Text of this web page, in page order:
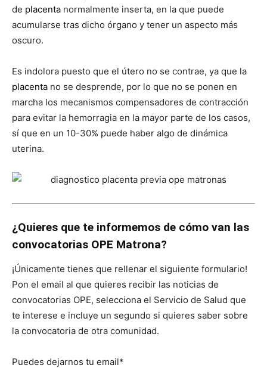
de placenta normalmente inserta, en la que puede
acumularse tras dicho órgano y tener un aspecto más
oscuro.
Es indolora puesto que el útero no se contrae, ya que la
placenta no se desprende, por lo que no se ponen en
marcha los mecanismos compensadores de contracción
para evitar la hemorragia en la mayor parte de los casos,
sí que en un 10-30% puede haber algo de dinámica
uterina.
¿Quieres que te informemos de cómo van las
convocatorias OPE Matrona?
¡Únicamente tienes que rellenar el siguiente formulario!
Pon el email al que quieres recibir las noticias de
convocatorias OPE, selecciona el Servicio de Salud que
te interese e incluye un segundo si quieres saber sobre
la convocatoria de otra comunidad.
Puedes dejarnos tu email*